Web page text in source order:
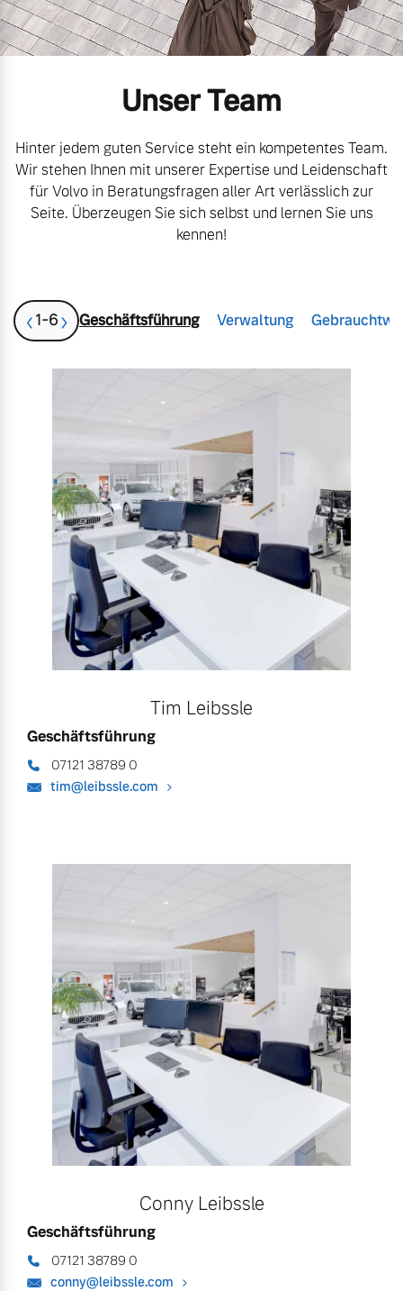
Gebrauchtwagen
Aktuelle Zubehörangebote
Zubehörkatalog
Aktuelle Serviceangebote
Unsere News & Events
Unser Team
Hinter jedem guten Service steht ein kompetentes Team.
Wir stehen Ihnen mit unserer Expertise und Leidenschaft
für Volvo in Beratungsfragen aller Art verlässlich zur
Seite. Überzeugen Sie sich selbst und lernen Sie uns
kennen!
‹1-6› Geschäftsführung Verwaltung
Tim Leibssle
Geschäftsführung
07121 38789 0
tim@leibssle.com
Conny Leibssle
Geschäftsführung
07121 38789 0
conny@leibssle.com